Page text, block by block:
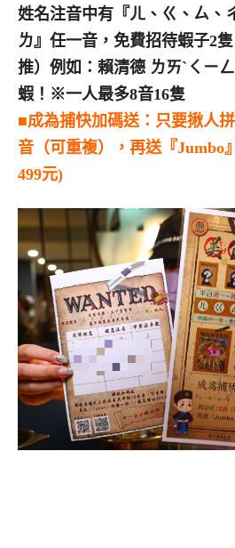
姓名注音中有『ㄦ、ㄍ、ㄙ、
ㄌ』任一音，免費招待蝦子2
推）例如：賴清德 ㄌㄞˋㄑㄧ
蝦！※一人最多8音16隻
■成為捕快加碼送：只要揪人
音（可重複），再送『Jumbo
499元)